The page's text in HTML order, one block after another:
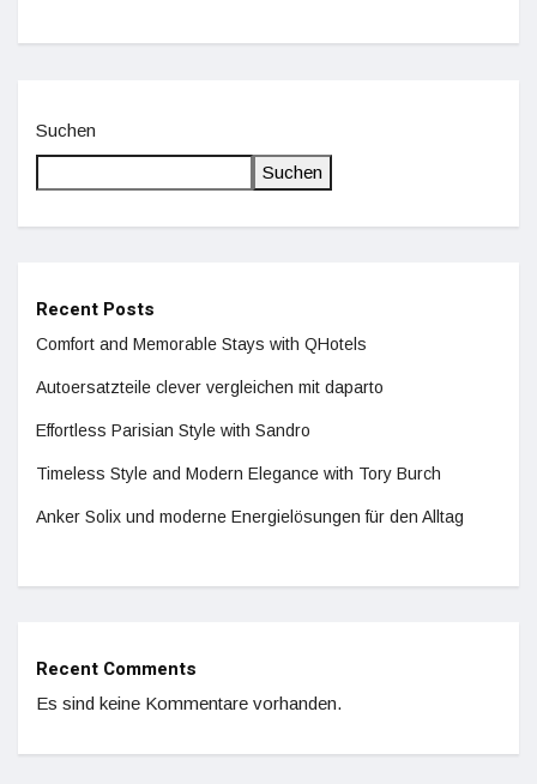
Suchen
Suchen
Recent Posts
Comfort and Memorable Stays with QHotels
Autoersatzteile clever vergleichen mit daparto
Effortless Parisian Style with Sandro
Timeless Style and Modern Elegance with Tory Burch
Anker Solix und moderne Energielösungen für den Alltag
Recent Comments
Es sind keine Kommentare vorhanden.